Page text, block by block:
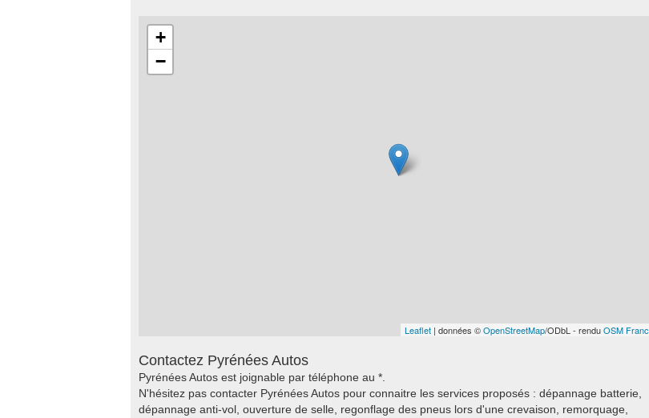
+
−
Leaflet | données ©OpenStreetMap/ODbL - renduOSM
Contactez Pyrénées Autos
Pyrénées Autos est joignable par téléphone au *.
N'hésitez pas contacter Pyrénées Autos pour connaitre les services proposés : dépannage batterie,
dépannage anti-vol, ouverture de selle, regonflage des pneus lors d'une crevaison, remorquage,